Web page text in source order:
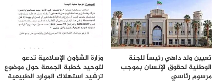
تعيين ولد داهي رئيساً للجنة
الوطنية لحقوق الإنسان بموجب
مرسوم رئاسي
وزارة الشؤون الإسلامية تدعو
لتوحيد خطبة الجمعة حول موضوع
ترشيد استهلاك الموارد الطبيعية